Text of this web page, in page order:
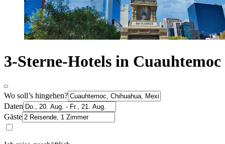
3-Sterne-Hotels in Cuauhtemoc
Wo soll’s hingehen?
Daten
Gäste